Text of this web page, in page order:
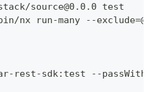
source@0.0.0 test
nx run-many --
rest-sdk:test --